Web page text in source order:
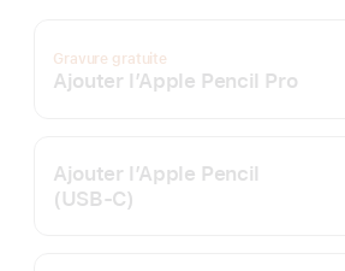
Gravure gratuite
Ajouter l’Apple Pencil Pro
Ajouter l’Apple Pencil
(USB‑C)